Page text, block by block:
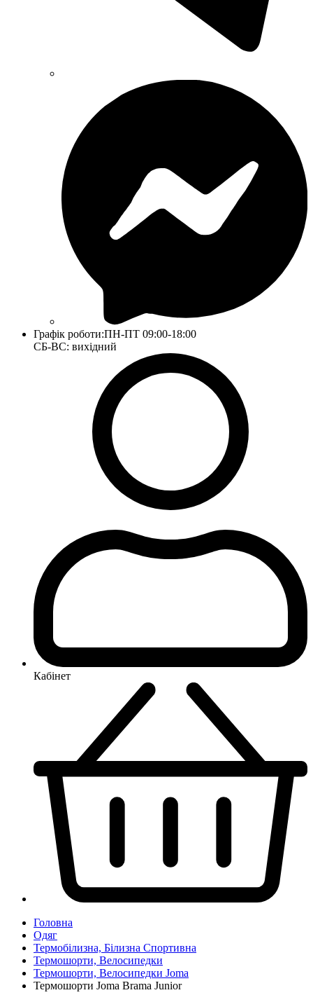
Графік роботи:ПН-ПТ 09:00-18:00
СБ-ВС: вихідний
Кабінет
Головна
Одяг
Термобілизна, Білизна Спортивна
Термошорти, Велосипедки
Термошорти, Велосипедки Joma
Термошорти Joma Brama Junior